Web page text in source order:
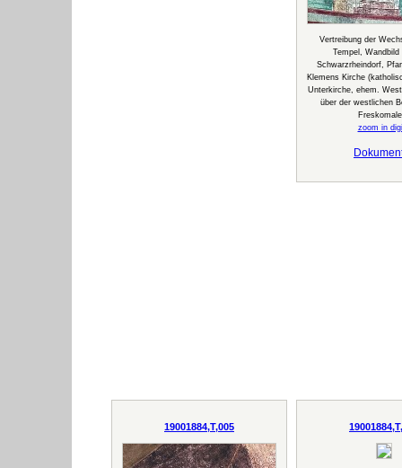
Vertreibung der
Tempel, Wandbild
Schwarzrheindorf,
Klemens Kirche
Unterkirche, ehem.
über der westlichen
zoom in
19001884,T,005